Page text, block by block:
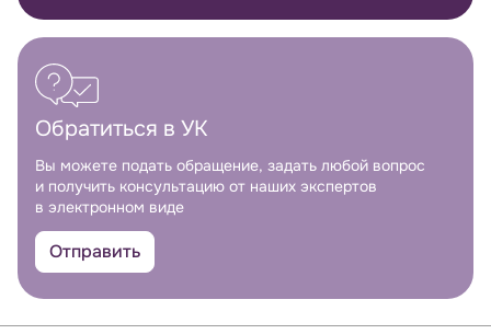
Обратиться в УК
Вы можете подать обращение, задать любой вопрос
и получить консультацию от наших экспертов
в электронном виде
Отправить